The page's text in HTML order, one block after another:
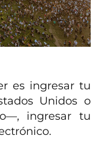
es ingresar tu
Unidos o
ingresar tu